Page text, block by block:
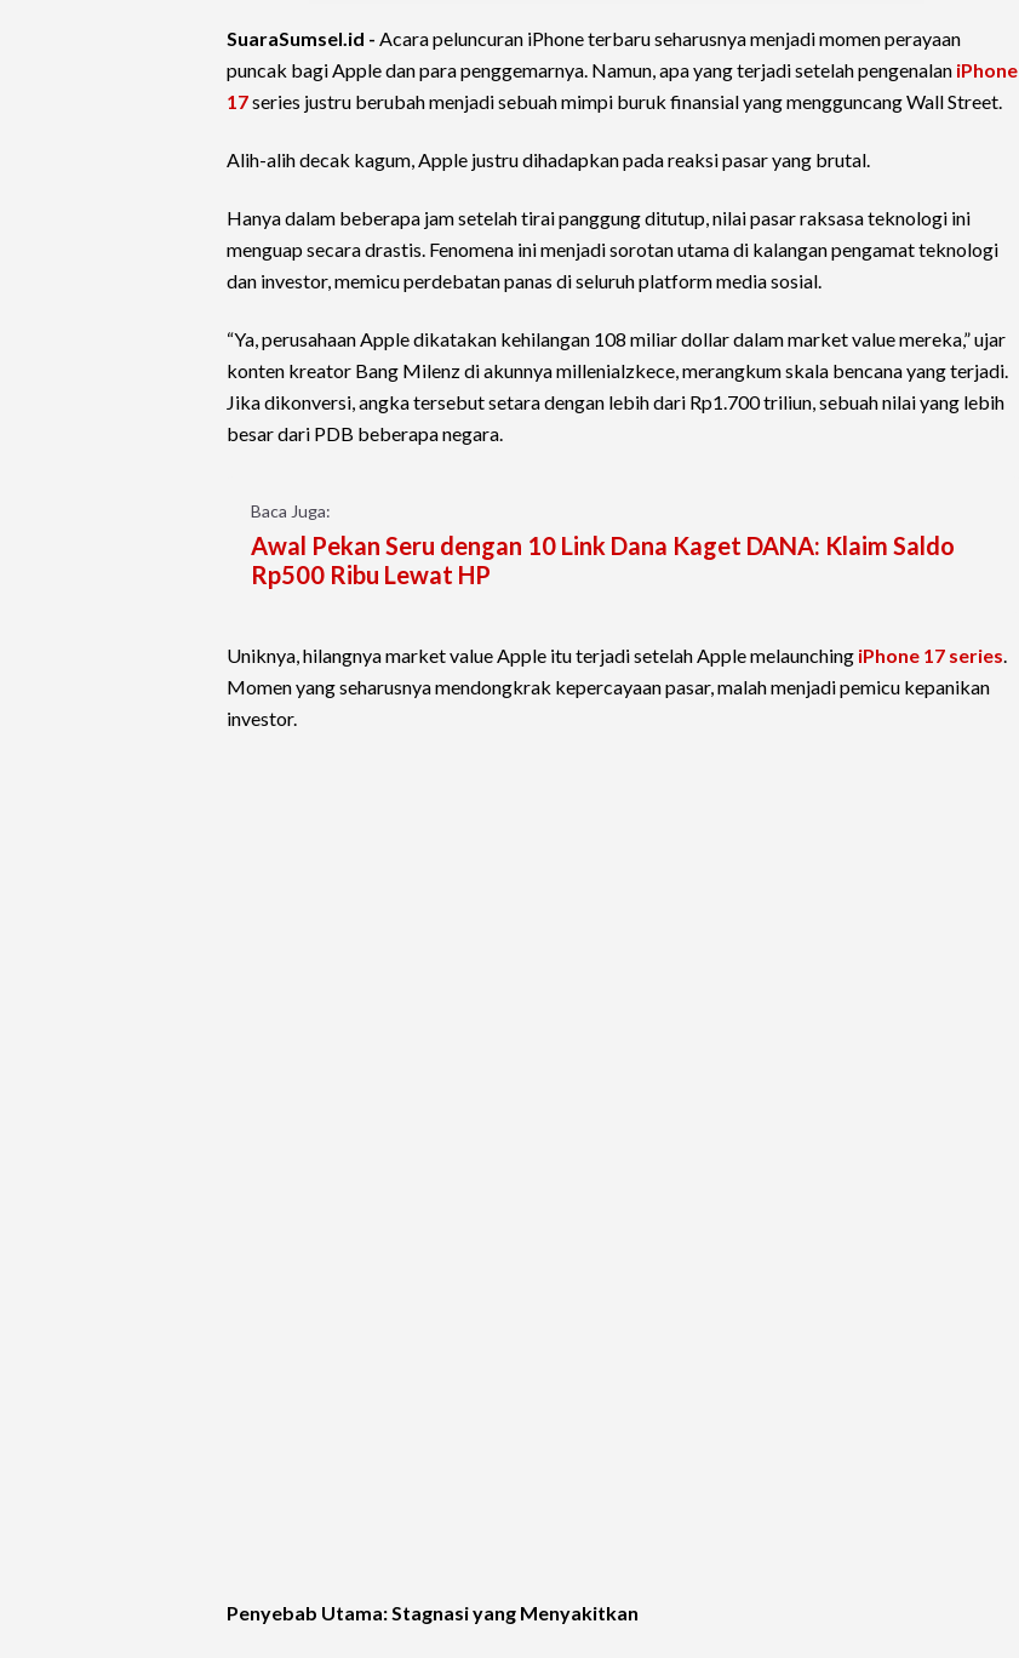
SuaraSumsel.id - Acara peluncuran iPhone terbaru seharusnya menjadi momen perayaan
puncak bagi Apple dan para penggemarnya. Namun, apa yang terjadi setelah pengenalan iPhone
17series justru berubah menjadi sebuah mimpi buruk finansial yang mengguncang Wall Street.
Alih-alih decak kagum, Apple justru dihadapkan pada reaksi pasar yang brutal.
Hanya dalam beberapa jam setelah tirai panggung ditutup, nilai pasar raksasa teknologi ini
menguap secara drastis. Fenomena ini menjadi sorotan utama di kalangan pengamat teknologi
dan investor, memicu perdebatan panas di seluruh platform media sosial.
“Ya, perusahaan Apple dikatakan kehilangan 108 miliar dollar dalam market value mereka,” ujar
konten kreator Bang Milenz di akunnya millenialzkece, merangkum skala bencana yang terjadi.
Jika dikonversi, angka tersebut setara dengan lebih dari Rp1.700 triliun, sebuah nilai yang lebih
besar dari PDB beberapa negara.
Baca Juga:
Awal Pekan Seru dengan 10 Link Dana Kaget DANA: Klaim Saldo
Rp500 Ribu Lewat HP
Uniknya, hilangnya market value Apple itu terjadi setelah Apple melaunching iPhone 17 series.
Momen yang seharusnya mendongkrak kepercayaan pasar, malah menjadi pemicu kepanikan
investor.
Penyebab Utama: Stagnasi yang Menyakitkan